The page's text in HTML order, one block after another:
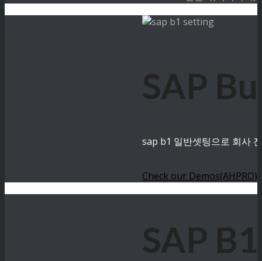
SAP
sap b1 일반셋팅으로 회사
Check our Demos(AHPRO)
SAP